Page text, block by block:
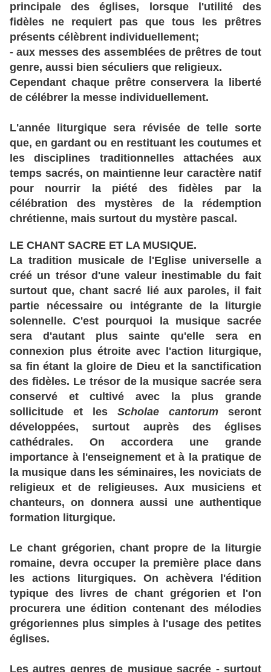
principale des églises, lorsque l'utilité des
fidèles ne requiert pas que tous les prêtres
présents célèbrent individuellement;
- aux messes des assemblées de prêtres de tout
genre, aussi bien séculiers que religieux.
Cependant chaque prêtre conservera la liberté
de célébrer la messe individuellement.
L'année liturgique sera révisée de telle sorte
que, en gardant ou en restituant les coutumes et
les disciplines traditionnelles attachées aux
temps sacrés, on maintienne leur caractère natif
pour nourrir la piété des fidèles par la
célébration des mystères de la rédemption
chrétienne, mais surtout du mystère pascal.
LE CHANT SACRE ET LA MUSIQUE.
La tradition musicale de l'Eglise universelle a
créé un trésor d'une valeur inestimable du fait
surtout que, chant sacré lié aux paroles, il fait
partie nécessaire ou intégrante de la liturgie
solennelle. C'est pourquoi la musique sacrée
sera d'autant plus sainte qu'elle sera en
connexion plus étroite avec l'action liturgique,
sa fin étant la gloire de Dieu et la sanctification
des fidèles. Le trésor de la musique sacrée sera
conservé et cultivé avec la plus grande
sollicitude et les Scholae cantorum seront
développées, surtout auprès des églises
cathédrales. On accordera une grande
importance à l'enseignement et à la pratique de
la musique dans les séminaires, les noviciats de
religieux et de religieuses. Aux musiciens et
chanteurs, on donnera aussi une authentique
formation liturgique.
Le chant grégorien, chant propre de la liturgie
romaine, devra occuper la première place dans
les actions liturgiques. On achèvera l'édition
typique des livres de chant grégorien et l'on
procurera une édition contenant des mélodies
grégoriennes plus simples à l'usage des petites
églises.
Les autres genres de musique sacrée - surtout